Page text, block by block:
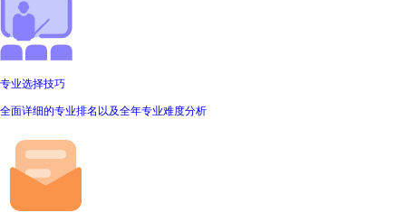
专业选择技巧
全面详细的专业排名以及全年专业难度分析